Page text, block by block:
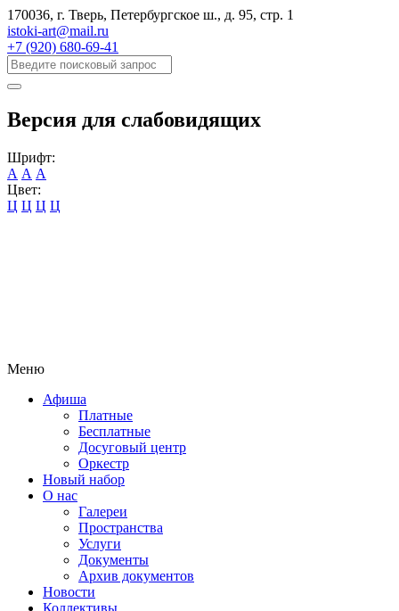
170036, г. Тверь, Петербургское ш., д. 95, cтр. 1
istoki-art@mail.ru
+7 (920) 680-69-41
Версия для слабовидящих
Шрифт:
А А А
Цвет:
Ц Ц Ц Ц
Меню
Афиша
Платные
Бесплатные
Досуговый центр
Оркестр
Новый набор
О нас
Галереи
Пространства
Услуги
Документы
Архив документов
Новости